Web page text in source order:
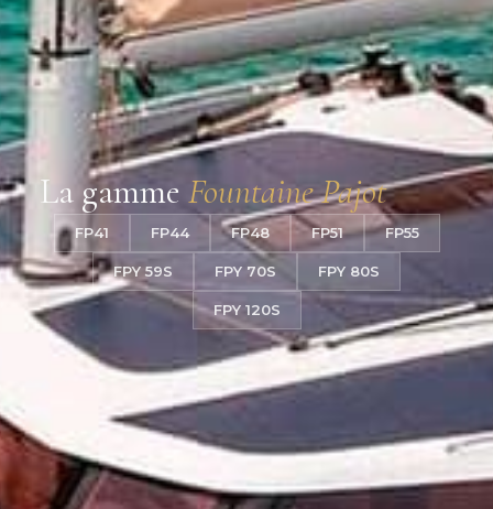
La gamme Fountaine Pajot
FP41 FP44 FP48 FP51 FP55
FPY 59S FPY 70S FPY 80S
FPY 120S